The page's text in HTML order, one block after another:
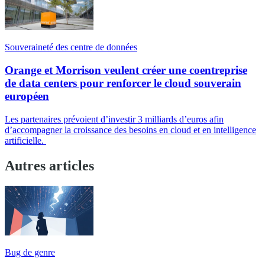
Souveraineté des centre de données
Orange et Morrison veulent créer une coentreprise
de data centers pour renforcer le cloud souverain
européen
Les partenaires prévoient d’investir 3 milliards d’euros afin
d’accompagner la croissance des besoins en cloud et en intelligence
artificielle.
Autres articles
Bug de genre